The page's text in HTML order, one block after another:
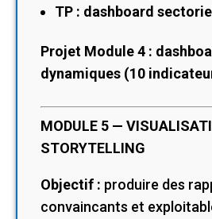
TP : dashboard
Projet Module 4 :
dynamiques (10
MODULE 5 —
STORYTELLING
Objectif : produire des
convaincants et